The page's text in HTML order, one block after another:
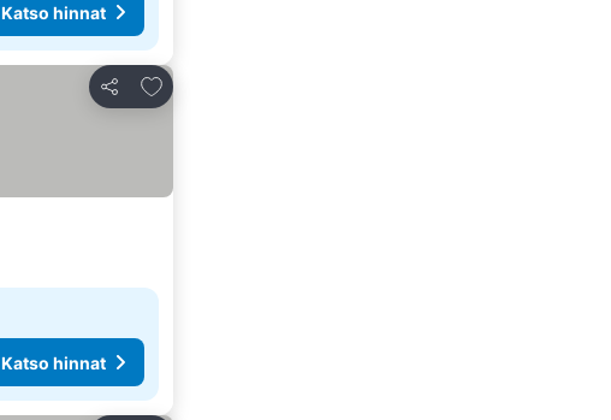
Katso hinnat
Jaa
Lisää suosikkeihin
Katso hinnat